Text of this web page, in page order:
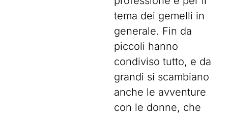
tema dei gemelli in
generale. Fin da
piccoli hanno
condiviso tutto, e da
grandi si scambiano
anche le avventure
con le donne, che